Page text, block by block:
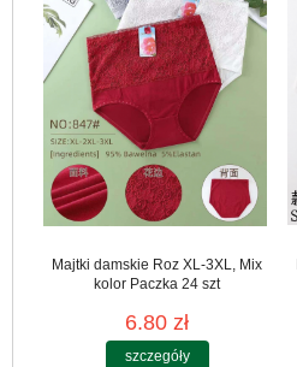
Majtki damskie Roz XL-3XL, Mix
kolor Paczka 24 szt
6.80 zł
szczegóły